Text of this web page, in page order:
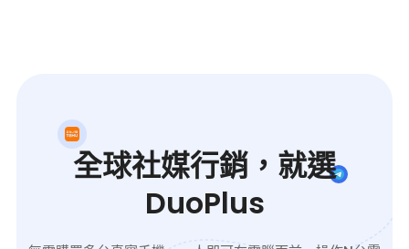
全球社媒行銷，就選
DuoPlus